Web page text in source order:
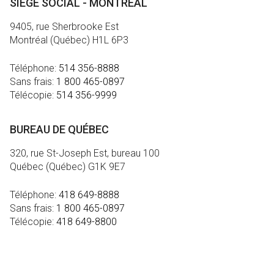
SIÈGE SOCIAL - MONTRÉAL
9405, rue Sherbrooke Est
Montréal (Québec) H1L 6P3
Téléphone: 514 356-8888
Sans frais: 1 800 465-0897
Télécopie: 514 356-9999
BUREAU DE QUÉBEC
320, rue St-Joseph Est, bureau 100
Québec (Québec) G1K 9E7
Téléphone: 418 649-8888
Sans frais: 1 800 465-0897
Télécopie: 418 649-8800